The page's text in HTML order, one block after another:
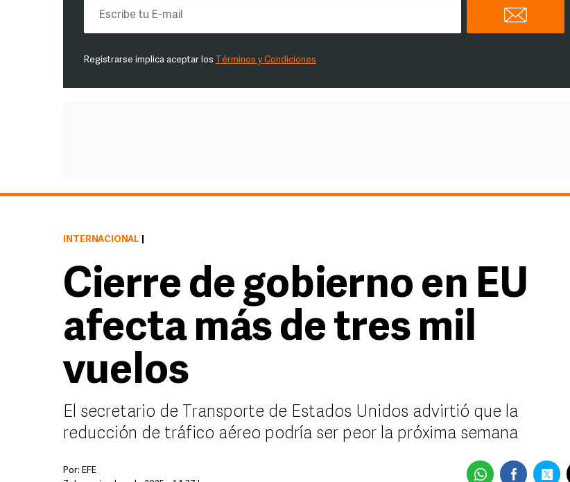
Registrarse implica aceptar los Términos y Condiciones
INTERNACIONAL
Cierre de gobierno en EU
afecta más de tres mil
vuelos
El secretario de Transporte de Estados Unidos advirtió que la
reducción de tráfico aéreo podría ser peor la próxima semana
Por: EFE